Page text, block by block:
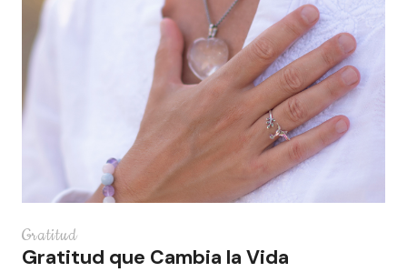
Gratitud
Gratitud que Cambia la Vida